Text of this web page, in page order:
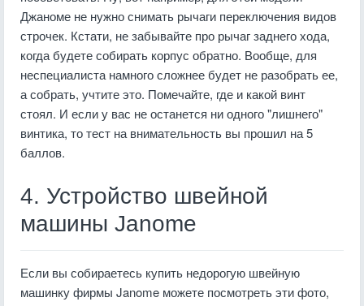
Джаноме не нужно снимать рычаги переключения видов
строчек. Кстати, не забывайте про рычаг заднего хода,
когда будете собирать корпус обратно. Вообще, для
неспециалиста намного сложнее будет не разобрать ее,
а собрать, учтите это. Помечайте, где и какой винт
стоял. И если у вас не останется ни одного "лишнего"
винтика, то тест на внимательность вы прошил на 5
баллов.
4. Устройство швейной
машины Janome
Если вы собираетесь купить недорогую швейную
машинку фирмы Janome можете посмотреть эти фото,